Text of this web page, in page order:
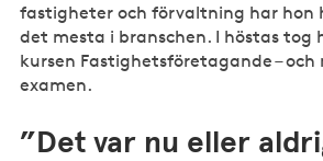
fastigheter och förvaltning har hon
det mesta i branschen. I höstas tog
kursen Fastighetsföretagande –
examen.
”Det var nu eller